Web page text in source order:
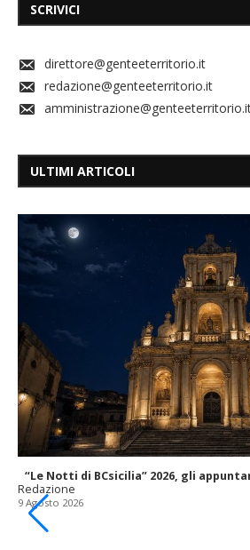
SCRIVICI
direttore@genteeterritorio.it
redazione@genteeterritorio.it
ULTIMI ARTICOLI
“Le Notti di BCsicilia” 2026, gli
Redazione
9 Agosto 2026